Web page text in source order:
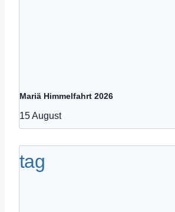
Mariä Himmelfahrt 2026
15 August